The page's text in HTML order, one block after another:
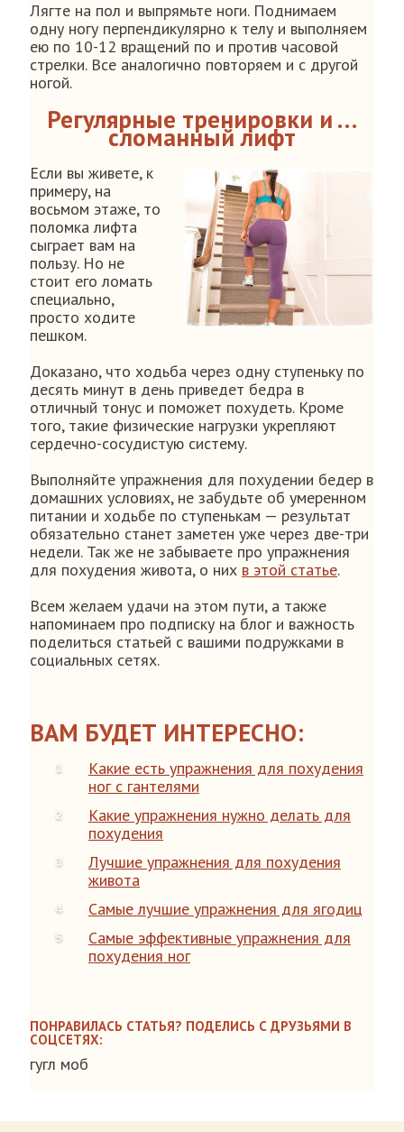
Лягте на пол и выпрямьте ноги. Поднимаем
одну ногу перпендикулярно к телу и выполняем
ею по 10-12 вращений по и против часовой
стрелки. Все аналогично повторяем и с другой
ногой.
Регулярные тренировки и …
сломанный лифт
Если вы живете, к
примеру, на
восьмом этаже, то
поломка лифта
сыграет вам на
пользу. Но не
стоит его ломать
специально,
просто ходите
пешком.
Доказано, что ходьба через одну ступеньку по
десять минут в день приведет бедра в
отличный тонус и поможет похудеть. Кроме
того, такие физические нагрузки укрепляют
сердечно-сосудистую систему.
Выполняйте упражнения для похудении бедер в
домашних условиях, не забудьте об умеренном
питании и ходьбе по ступенькам — результат
обязательно станет заметен уже через две-три
недели. Так же не забываете про упражнения
для похудения живота, о них в этой статье.
Всем желаем удачи на этом пути, а также
напоминаем про подписку на блог и важность
поделиться статьей с вашими подружками в
социальных сетях.
ВАМ БУДЕТ ИНТЕРЕСНО:
Какие есть упражнения для похудения
ног с гантелями
Какие упражнения нужно делать для
похудения
Лучшие упражнения для похудения
живота
Самые лучшие упражнения для ягодиц
Самые эффективные упражнения для
похудения ног
ПОНРАВИЛАСЬ СТАТЬЯ? ПОДЕЛИСЬ С ДРУЗЬЯМИ В
СОЦСЕТЯХ:
гугл моб